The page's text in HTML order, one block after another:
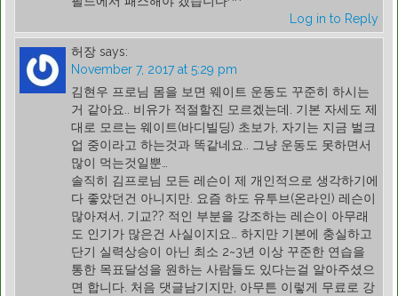
Log in to Reply
허장 says:
November 7, 2017 at 5:29 pm
김현우 프로님 몸을 보면 웨이트 운동도 꾸준히 하시는
거 같아요.. 비유가 적절할진 모르겠는데. 기본 자세도 제
대로 모르는 웨이트(바디빌딩) 초보가, 자기는 지금 벌크
업 중이라고 하는것과 똑같네요.. 그냥 운동도 못하면서
많이 먹는것일뿐…
솔직히 김프로님 모든 레슨이 제 개인적으로 생각하기에
다 좋았던건 아니지만. 요즘 하도 유투브(온라인) 레슨이
많아져서, 기교?? 적인 부분을 강조하는 레슨이 아무래
도 인기가 많은건 사실이지요… 하지만 기본에 충실하고
단기 실력상승이 아닌 최소 2~3년 이상 꾸준한 연습을
통한 목표달성을 원하는 사람들도 있다는걸 알아주셨으
면 합니다. 처음 댓글남기지만, 아무튼 이렇게 무료로 강